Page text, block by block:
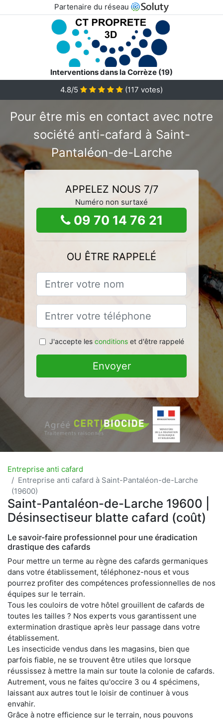
Partenaire du réseau
Interventions dans la Corrèze (19)
4.8/5
(117 votes)
Pour être mis en contact avec notre
société anti-cafard à Saint-
Pantaléon-de-Larche
APPELEZ NOUS 7/7
Numéro non surtaxé
09 70 14 76 21
OU ÊTRE RAPPELÉ
J'accepte les conditionset d'être rappelé
Envoyer
Entreprise anti cafard
Entreprise anti cafard à Saint-Pantaléon-de-Larche
(19600)
Saint-Pantaléon-de-Larche 19600 |
Désinsectiseur blatte cafard (coût)
Le savoir-faire professionnel pour une éradication
drastique des cafards
Pour mettre un terme au règne des cafards germaniques
dans votre établissement, téléphonez-nous et vous
pourrez profiter des compétences professionnelles de nos
équipes sur le terrain.
Tous les couloirs de votre hôtel grouillent de cafards de
toutes les tailles ? Nos experts vous garantissent une
extermination drastique après leur passage dans votre
établissement.
Les insecticide vendus dans les magasins, bien que
parfois fiable, ne se trouvent être utiles que lorsque
réussissez à mettre la main sur toute la colonie de cafards.
Autrement, vous ne faites qu'occire 3 ou 4 spécimens,
laissant aux autres tout le loisir de continuer à vous
envahir.
Grâce à notre efficience sur le terrain, nous pouvons